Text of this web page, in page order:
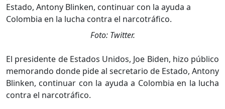
Foto: Twitter.
El presidente de Estados Unidos, Joe Biden, hizo público
memorando donde pide al secretario de Estado, Antony
Blinken, continuar con la ayuda a Colombia en la lucha
contra el narcotráfico.